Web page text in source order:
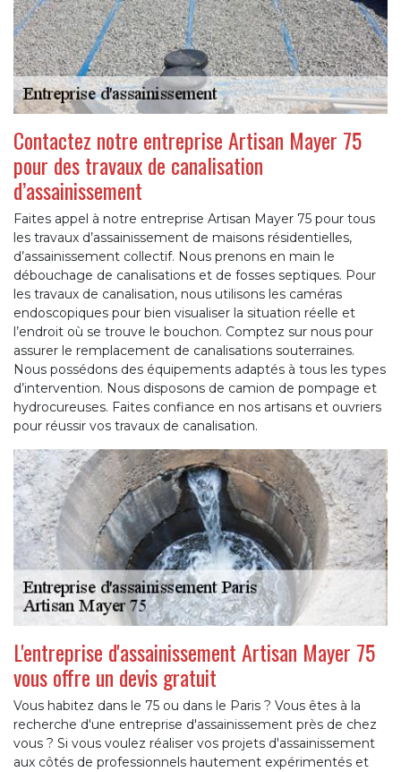
Contactez notre entreprise Artisan Mayer 75
pour des travaux de canalisation
d’assainissement
Faites appel à notre entreprise Artisan Mayer 75 pour tous
les travaux d’assainissement de maisons résidentielles,
d’assainissement collectif. Nous prenons en main le
débouchage de canalisations et de fosses septiques. Pour
les travaux de canalisation, nous utilisons les caméras
endoscopiques pour bien visualiser la situation réelle et
l’endroit où se trouve le bouchon. Comptez sur nous pour
assurer le remplacement de canalisations souterraines.
Nous possédons des équipements adaptés à tous les types
d’intervention. Nous disposons de camion de pompage et
hydrocureuses. Faites confiance en nos artisans et ouvriers
pour réussir vos travaux de canalisation.
L'entreprise d'assainissement Artisan Mayer 75
vous offre un devis gratuit
Vous habitez dans le 75 ou dans le Paris ? Vous êtes à la
recherche d'une entreprise d'assainissement près de chez
vous ? Si vous voulez réaliser vos projets d'assainissement
aux côtés de professionnels hautement expérimentés et